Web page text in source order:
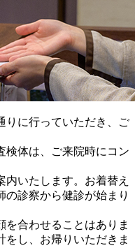
りに行っていただき、ご
検体は、ご来院時にコン
内いたします。お着替え
診察から健診が始まり
合わせることはありま
し、お帰りいただきま